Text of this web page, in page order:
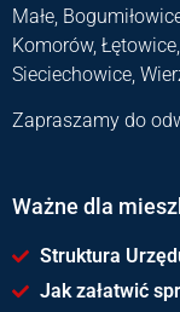
Małe,
Komorów,
Sieciechowice,
Zapraszamy do
Ważne dla
Struktura
Jak załatwić